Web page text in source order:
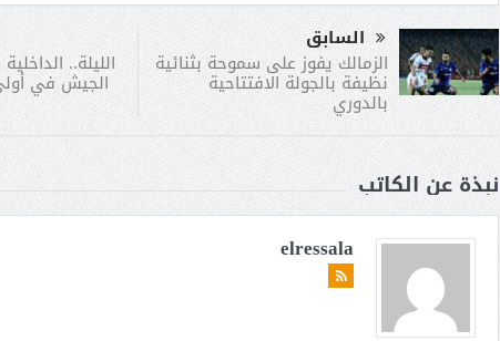
السابق
الزمالك يفوز على سموحة بثنائية
نظيفة بالجولة الافتتاحية
بالدوري
الليلة..
الجيش في
نبذة عن الكاتب
elressala